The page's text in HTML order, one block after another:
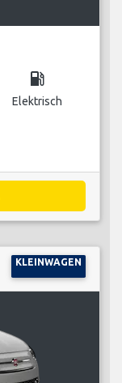
local_gas_station
Elektrisch
KLEINWAGEN